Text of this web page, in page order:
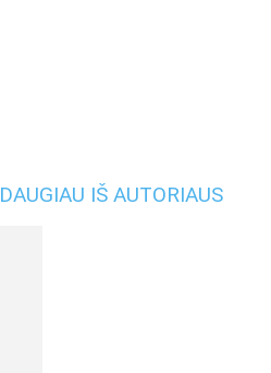
DAUGIAU IŠ AUTORIAUS